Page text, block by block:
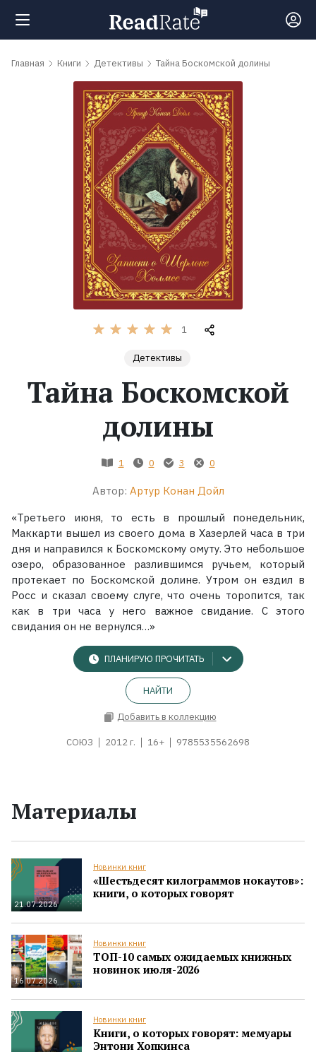
Поиск
обсуждаемые
Серии
Главная Книги Детективы Тайна Боскомской долины
1
Детективы
Тайна Боскомской
долины
1 0 3 0
Автор: Артур Конан Дойл
«Третьего июня, то есть в прошлый понедельник,
Маккарти вышел из своего дома в Хазерлей часа в три
дня и направился к Боскомскому омуту. Это небольшое
озеро, образованное разлившимся ручьем, который
протекает по Боскомской долине. Утром он ездил в
Росс и сказал своему слуге, что очень торопится, так
как в три часа у него важное свидание. С этого
свидания он не вернулся…»
ПЛАНИРУЮ ПРОЧИТАТЬ
НАЙТИ
Добавить в коллекцию
СОЮЗ 2012 г. 16+ 9785535562698
Материалы
21.07.2026
Новинки книг
«Шестьдесят килограммов нокаутов»:
книги, о которых говорят
16.07.2026
Новинки книг
ТОП-10 самых ожидаемых книжных
новинок июля-2026
Новинки книг
Книги, о которых говорят: мемуары
Энтони Хопкинса